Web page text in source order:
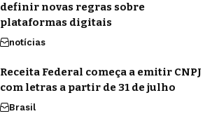
definir novas regras sobre
plataformas digitais
notícias
Receita Federal começa a emitir CNPJ
com letras a partir de 31 de julho
Brasil